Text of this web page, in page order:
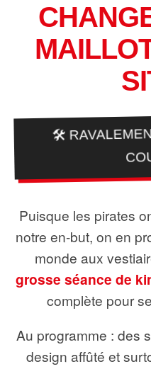
🛠️
Puisque les pirates
notre en-but, on en
monde aux
grosse séance de
complète pour
Au programme : des
design affûté et